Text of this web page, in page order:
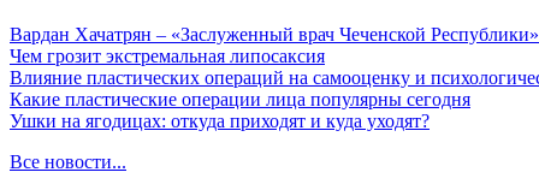
Вардан Хачатрян – «Заслуженный врач Чеченской Республики»
Чем грозит экстремальная липосаксия
Влияние пластических операций на самооценку и
Какие пластические операции лица популярны сегодня
Ушки на ягодицах: откуда приходят и куда уходят?
Все новости...